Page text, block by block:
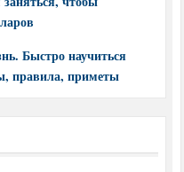
Быстро научиться
правила, приметы